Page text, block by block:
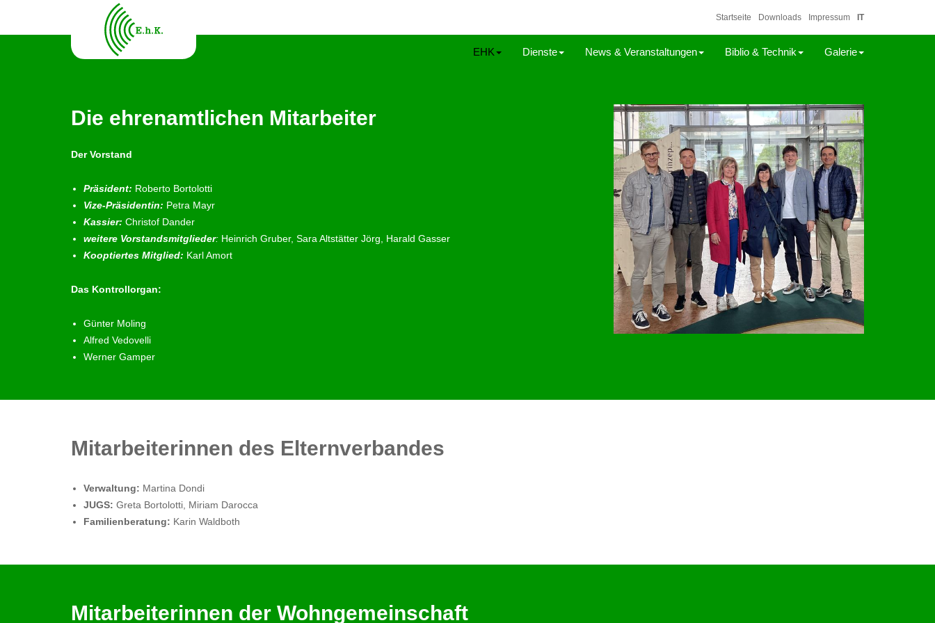
EHK Dienste News & Veranstaltungen Biblio & Technik Galerie
Startseite Downloads Impressum IT
Die ehrenamtlichen Mitarbeiter
Der Vorstand
Präsident: Roberto Bortolotti
Vize-Präsidentin: Petra Mayr
Kassier: Christof Dander
weitere Vorstandsmitglieder: Heinrich Gruber, Sara Altstätter Jörg, Harald Gasser
Kooptiertes Mitglied: Karl Amort
Das Kontrollorgan:
Günter Moling
Alfred Vedovelli
Werner Gamper
Mitarbeiterinnen des Elternverbandes
Verwaltung: Martina Dondi
JUGS: Greta Bortolotti, Miriam Darocca
Familienberatung: Karin Waldboth
Mitarbeiterinnen der Wohngemeinschaft